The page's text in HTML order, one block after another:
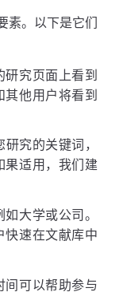
素。以下是它们
研究页面上看到
其他用户将看到
究的关键词，
果适用，我们建
大学或公司。
快速在文献库中
间可以帮助参与